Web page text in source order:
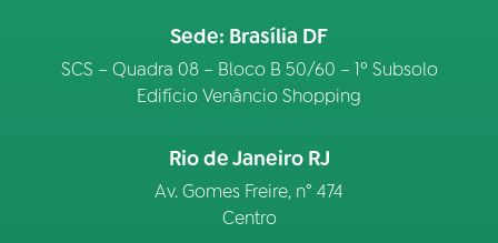
Sede: Brasília DF
SCS – Quadra 08 – Bloco B 50/60 – 1º Subsolo
Edifício Venâncio Shopping
Rio de Janeiro RJ
Av. Gomes Freire, n° 474
Centro